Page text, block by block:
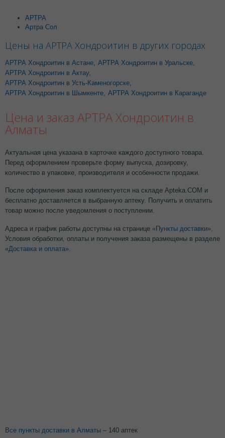
АРТРА
Артра Сол
Цены на АРТРА Хондроитин в других городах
АРТРА Хондроитин в Астане АРТРА Хондроитин в Уральске
АРТРА Хондроитин в Актау,
АРТРА Хондроитин в Усть-Каменогорске
АРТРА Хондроитин в Шымкенте АРТРА Хондроитин в Караганде
Цена и заказ АРТРА Хондроитин в
Алматы
Актуальная цена указана в карточке каждого доступного товара.
Перед оформлением проверьте форму выпуска, дозировку,
количество в упаковке, производителя и особенности продажи.
После оформления заказ комплектуется на складе Apteka.COM и
бесплатно доставляется в выбранную аптеку. Получить и оплатить
товар можно после уведомления о поступлении.
Адреса и график работы доступны на странице «Пункты доставки»
Условия обработки, оплаты и получения заказа размещены в разделе
«Доставка и оплата»
Все пункты доставки в Алматы – 140 аптек